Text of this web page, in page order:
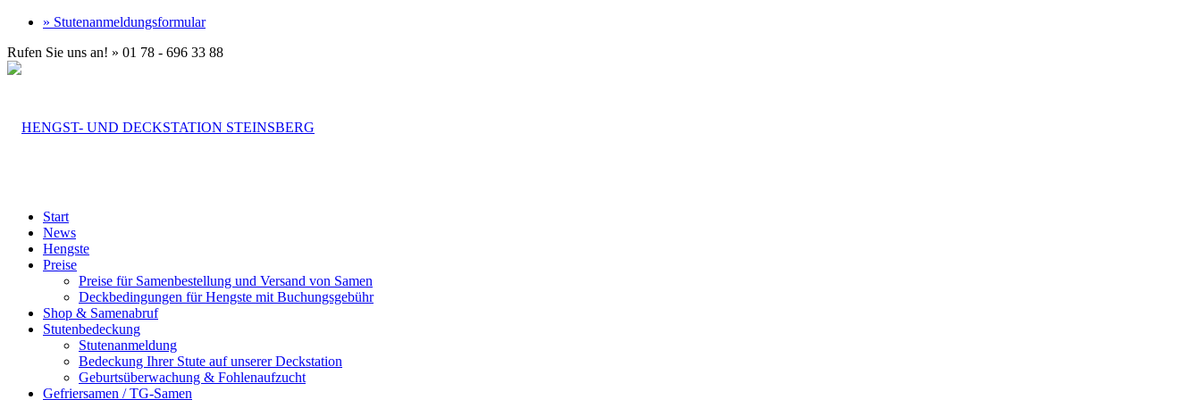
» Stutenanmeldungsformular
Rufen Sie uns an! » 01 78 - 696 33 88
Start
News
Hengste
Preise
Preise für Samenbestellung und Versand von Samen
Deckbedingungen für Hengste mit Buchungsgebühr
Shop & Samenabruf
Stutenbedeckung
Stutenanmeldung
Bedeckung Ihrer Stute auf unserer Deckstation
Geburtsüberwachung & Fohlenaufzucht
Gefriersamen / TG-Samen